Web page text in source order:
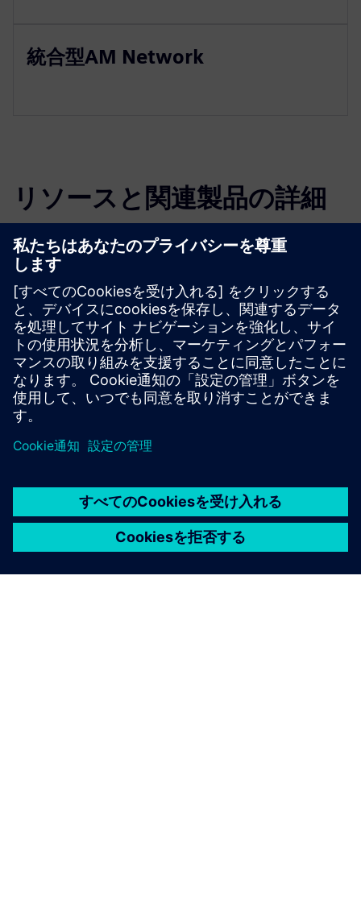
統合型AM Network
リソースと関連製品の詳細
その他の情報とリソース
ケーススタディ：Schubert Additive Solutions ズ # シーメ
ンス
PARTBOXウェブサイト
必要条件